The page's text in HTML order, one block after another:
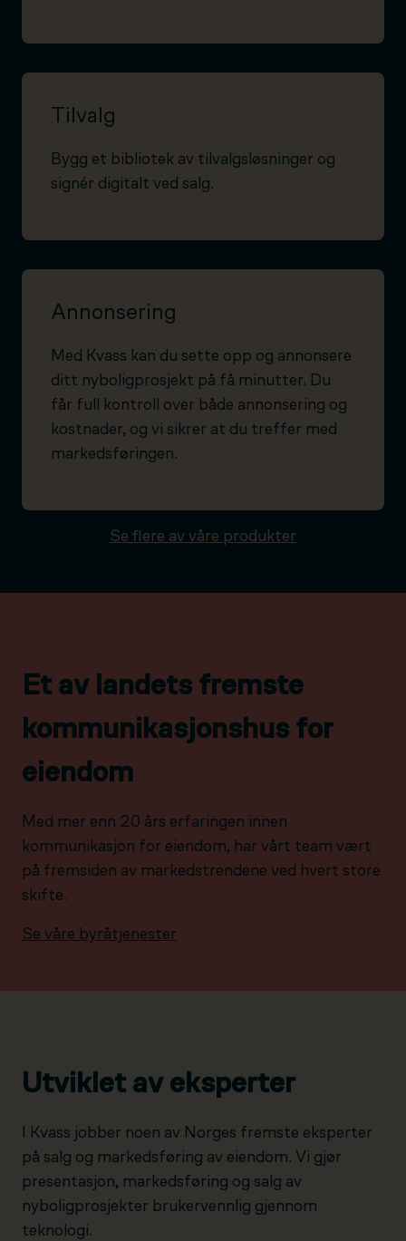
Tilvalg
Bygg et bibliotek av tilvalgsløsninger og
signér digitalt ved salg.
Annonsering
Med Kvass kan du sette opp og annonsere
ditt nyboligprosjekt på få minutter. Du
får full kontroll over både annonsering og
kostnader, og vi sikrer at du treffer med
markedsføringen.
Se flere av våre produkter
Et av landets fremste
kommunikasjonshus for
eiendom
Med mer enn 20 års erfaringen innen
kommunikasjon for eiendom, har vårt team vært
på fremsiden av markedstrendene ved hvert store
skifte.
Se våre byråtjenester
Utviklet av eksperter
I Kvass jobber noen av Norges fremste eksperter
på salg og markedsføring av eiendom. Vi gjør
presentasjon, markedsføring og salg av
nyboligprosjekter brukervennlig gjennom
teknologi.